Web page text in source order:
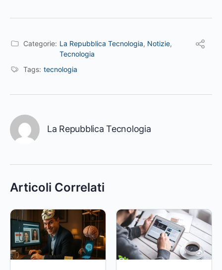
Categorie: La Repubblica Tecnologia, Notizie,
Tecnologia
Tags: tecnologia
La Repubblica Tecnologia
Articoli Correlati